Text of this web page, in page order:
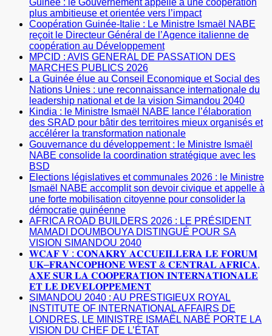
plus ambitieuse et orientée vers l’impact
Coopération Guinée-Italie : Le Ministre Ismaël NABE
reçoit le Directeur Général de l’Agence italienne de
coopération au Développement
MPCID : AVIS GENERAL DE PASSATION DES
MARCHES PUBLICS 2026
La Guinée élue au Conseil Economique et Social des
Nations Unies : une reconnaissance internationale du
leadership national et de la vision Simandou 2040
Kindia : le Ministre Ismaël NABE lance l’élaboration
des SRAD pour bâtir des territoires mieux organisés et
accélérer la transformation nationale
Gouvernance du développement : le Ministre Ismaël
NABE consolide la coordination stratégique avec les
BSD
Elections législatives et communales 2026 : le Ministre
Ismaël NABE accomplit son devoir civique et appelle à
une forte mobilisation citoyenne pour consolider la
démocratie guinéenne
AFRICA ROAD BUILDERS 2026 : LE PRÉSIDENT
MAMADI DOUMBOUYA DISTINGUÉ POUR SA
VISION SIMANDOU 2040
𝐖𝐂𝐀𝐅 𝐕 : 𝐂𝐎𝐍𝐀𝐊𝐑𝐘 𝐀𝐂𝐂𝐔𝐄𝐈𝐋𝐋𝐄𝐑𝐀 𝐋𝐄 𝐅𝐎𝐑𝐔𝐌
𝐔𝐊–𝐅𝐑𝐀𝐍𝐂𝐎𝐏𝐇𝐎𝐍𝐄 𝐖𝐄𝐒𝐓 & 𝐂𝐄𝐍𝐓𝐑𝐀𝐋 𝐀𝐅𝐑𝐈𝐂𝐀,
𝐀𝐗𝐄́ 𝐒𝐔𝐑 𝐋𝐀 𝐂𝐎𝐎𝐏𝐄́𝐑𝐀𝐓𝐈𝐎𝐍 𝐈𝐍𝐓𝐄𝐑𝐍𝐀𝐓𝐈𝐎𝐍𝐀𝐋𝐄
𝐄𝐓 𝐋𝐄 𝐃𝐄́𝐕𝐄𝐋𝐎𝐏𝐏𝐄𝐌𝐄𝐍𝐓
SIMANDOU 2040 : AU PRESTIGIEUX ROYAL
INSTITUTE OF INTERNATIONAL AFFAIRS DE
LONDRES, LE MINISTRE ISMAËL NABÉ PORTE LA
VISION DU CHEF DE L’ÉTAT